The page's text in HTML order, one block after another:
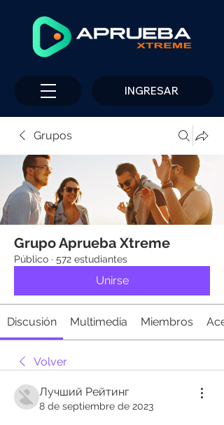
INGRESAR
Grupos
Grupo Aprueba Xtreme
Público · 572 estudiantes
Unirse
Discusión Multimedia Miembros
Volver
Лучший Рейтинг
8 de septiembre de 2023